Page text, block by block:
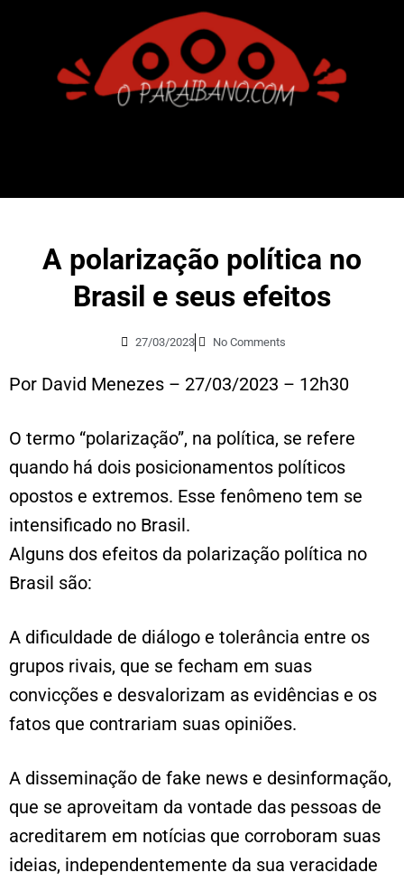
A polarização política no
Brasil e seus efeitos
27/03/2023 No Comments
Por David Menezes – 27/03/2023 – 12h30
O termo “polarização”, na política, se refere
quando há dois posicionamentos políticos
opostos e extremos. Esse fenômeno tem se
intensificado no Brasil.
Alguns dos efeitos da polarização política no
Brasil são:
A dificuldade de diálogo e tolerância entre os
grupos rivais, que se fecham em suas
convicções e desvalorizam as evidências e os
fatos que contrariam suas opiniões.
A disseminação de fake news e desinformação,
que se aproveitam da vontade das pessoas de
acreditarem em notícias que corroboram suas
ideias, independentemente da sua veracidade